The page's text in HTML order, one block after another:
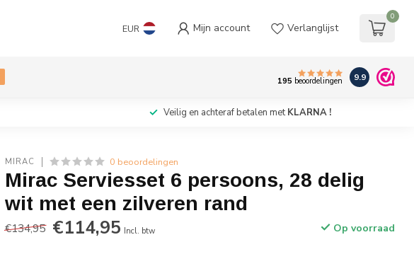
EUR Mijn account Verlanglijst
0
195 beoordelingen 9.9
Veilig en achteraf betalen met KLARNA !
MIRAC 0 beoordelingen
Mirac Serviesset 6 persoons, 28 delig
wit met een zilveren rand
€134,95 €114,95 Incl. btw Op voorraad